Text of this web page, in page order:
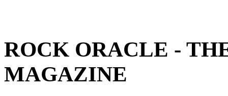
ROCK ORACLE -
MAGAZINE